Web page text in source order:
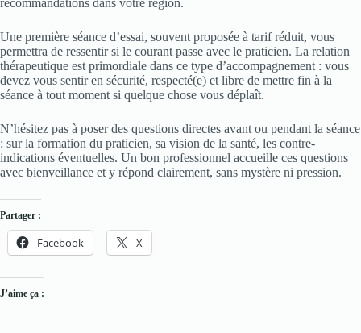
recommandations dans votre région.
Une première séance d’essai, souvent proposée à tarif réduit, vous
permettra de ressentir si le courant passe avec le praticien. La relation
thérapeutique est primordiale dans ce type d’accompagnement : vous
devez vous sentir en sécurité, respecté(e) et libre de mettre fin à la
séance à tout moment si quelque chose vous déplaît.
N’hésitez pas à poser des questions directes avant ou pendant la séance
: sur la formation du praticien, sa vision de la santé, les contre-
indications éventuelles. Un bon professionnel accueille ces questions
avec bienveillance et y répond clairement, sans mystère ni pression.
Partager :
Facebook X
J’aime ça :